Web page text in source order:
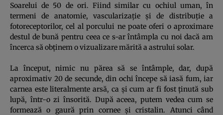
Soarelui de 50 de ori. Fiind similar cu ochiul uman, în
termeni de anatomie, vascularizaţie şi de distribuţie a
fotoreceptorilor, cel al porcului ne poate oferi o aproximare
destul de bună pentru ceea ce s-ar întâmpla cu noi dacă am
încerca să obţinem o vizualizare mărită a astrului solar.
La început, nimic nu părea să se întâmple, dar, după
aproximativ 20 de secunde, din ochi începe să iasă fum, iar
carnea este literalmente arsă, ca şi cum ar fi fost ţinută sub
lupă, într-o zi însorită. După aceea, putem vedea cum se
formează o gaură prin cornee şi cristalin. Atunci când